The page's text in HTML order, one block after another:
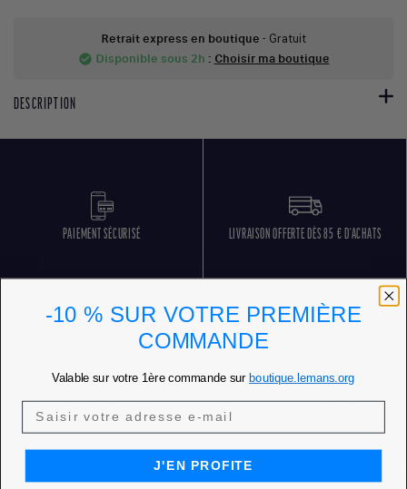
Retrait express en boutique - Gratuit
check_circle Disponible sous 2h : Choisir ma boutique
DESCRIPTION
PAIEMENT SÉCURISÉ LIVRAISON OFFERTE DÈS 85 € D'ACHATS
RETOURS GRATUITS SERVICE CLIENT 5 JOURS SUR 7
-10 % SUR VOTRE PREMIÈRE
COMMANDE
Valable sur votre 1ère commande sur boutique.lemans.org
J'EN PROFITE